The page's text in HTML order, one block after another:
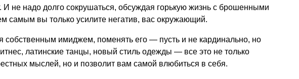
И не надо долго сокрушаться, обсуждая горькую жизнь с брошенными
самым вы только усилите негатив, вас окружающий.
собственным имиджем, поменять его — пусть и не кардинально, но
латинские танцы, новый стиль одежды — все это не только
мыслей, но и позволит вам самой влюбиться в себя.